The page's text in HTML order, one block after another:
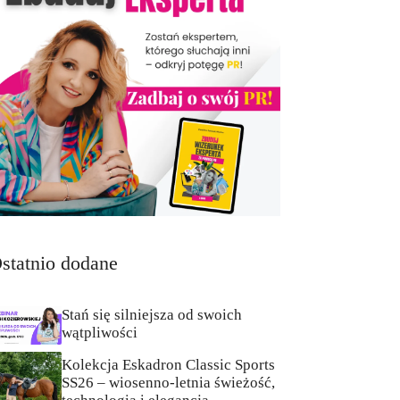
dodane
Stań się silniejsza od swoich
wątpliwości
Kolekcja Eskadron Classic Sports
SS26 – wiosenno-letnia świeżość,